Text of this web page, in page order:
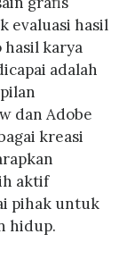
evaluasi hasil
karya
adalah
dan Adobe
kreasi
aktif
pihak untuk
hidup.